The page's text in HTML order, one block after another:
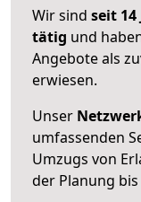
Wir sind seit
tätig und
Angebote als
erwiesen.
Unser
umfassenden
Umzugs von
der Planung